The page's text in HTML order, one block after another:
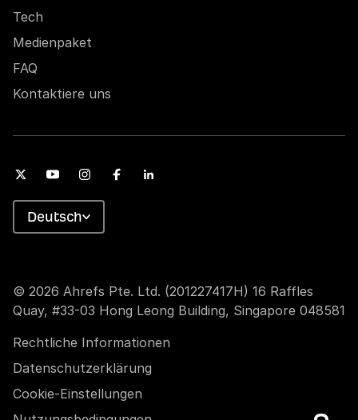
Tech
Medienpaket
FAQ
Kontaktiere uns
© 2026 Ahrefs Pte. Ltd. (201227417H) 16 Raffles
Quay, #33-03 Hong Leong Building, Singapore 048581
Rechtliche Informationen
Datenschutzerklärung
Cookie-Einstellungen
Deutsch